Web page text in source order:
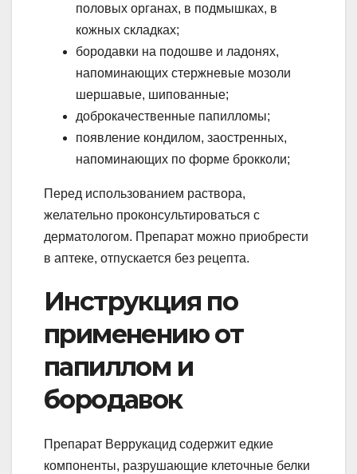
половых органах, в подмышках, в
кожных складках;
бородавки на подошве и ладонях,
напоминающих стержневые мозоли
шершавые, шипованные;
доброкачественные папилломы;
появление кондилом, заостренных,
напоминающих по форме брокколи;
Перед использованием раствора,
желательно проконсультироваться с
дерматологом. Препарат можно приобрести
в аптеке, отпускается без рецепта.
Инструкция по
применению от
папиллом и
бородавок
Препарат Веррукацид содержит едкие
компоненты, разрушающие клеточные белки